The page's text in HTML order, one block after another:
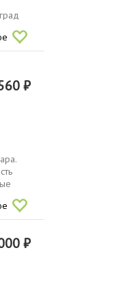
₽
₽